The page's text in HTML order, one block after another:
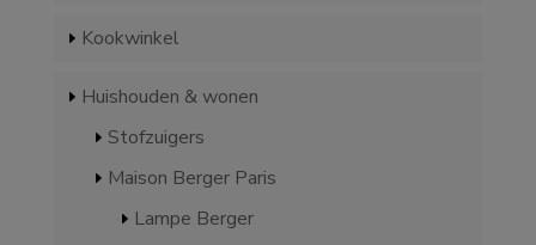
Kookwinkel
Huishouden & wonen
Stofzuigers
Maison Berger Paris
Lampe Berger